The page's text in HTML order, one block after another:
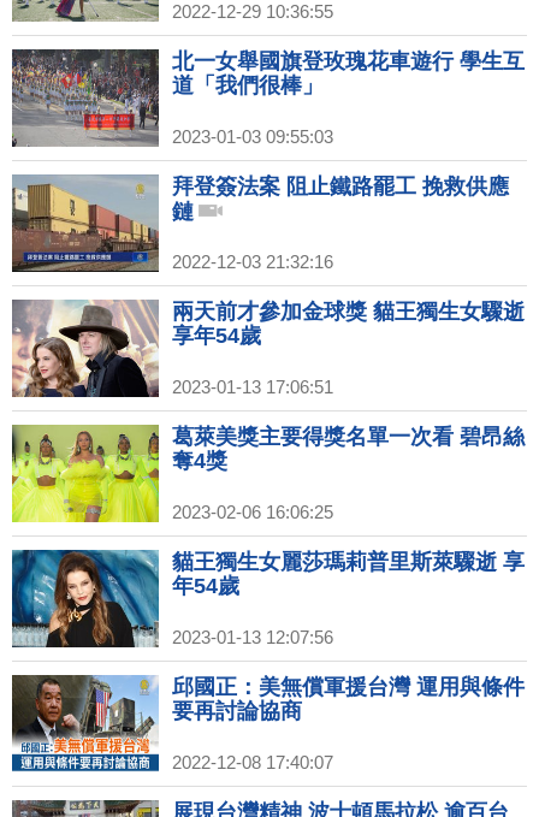
2022-12-29 10:36:55
北一女舉國旗登玫瑰花車遊行 學生互
道「我們很棒」
2023-01-03 09:55:03
拜登簽法案 阻止鐵路罷工 挽救供應
鏈
2022-12-03 21:32:16
兩天前才參加金球獎 貓王獨生女驟逝
享年54歲
2023-01-13 17:06:51
葛萊美獎主要得獎名單一次看 碧昂絲
奪4獎
2023-02-06 16:06:25
貓王獨生女麗莎瑪莉普里斯萊驟逝 享
年54歲
2023-01-13 12:07:56
邱國正：美無償軍援台灣 運用與條件
要再討論協商
2022-12-08 17:40:07